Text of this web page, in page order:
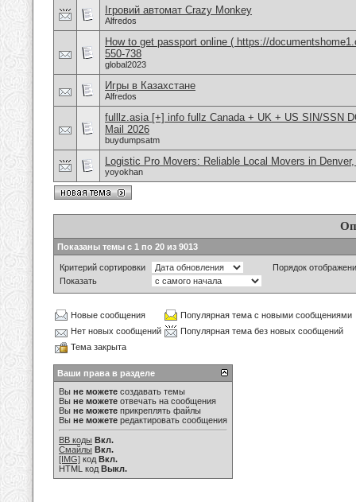
Ігровий автомат Crazy Monkey
Alfredos
How to get passport online ( https://
550-738
global2023
Игры в Казахстане
Alfredos
fulllz.asia [+] info fullz Canada + UK + US SIN/SSN
Mail 2026
buydumpsatm
Logistic Pro Movers: Reliable Local Movers in
yoyokhan
Показаны темы с 1 по 20 из 9013
Критерий сортировки
Порядок
Показать
Новые сообщения
Популярная тема с новыми сообщениями
Нет новых сообщений
Популярная тема без новых сообщений
Тема закрыта
Ваши права в разделе
Вы не можете создавать темы
Вы не можете отвечать на сообщения
Вы не можете прикреплять файлы
Вы не можете редактировать сообщения
BB коды Вкл.
Смайлы Вкл.
[IMG] код Вкл.
HTML код Выкл.